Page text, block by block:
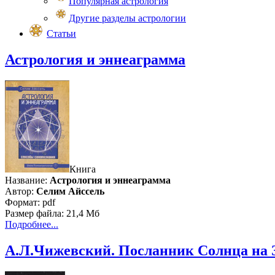
Другие разделы астрологии
Статьи
Астрология и эннеаграмма
Книга
Название: Астрология и эннеаграмма
Автор: Селим Айссель
Формат: pdf
Размер файла: 21,4 Мб
Подробнее...
А.Л.Чижевский. Посланник Солнца на